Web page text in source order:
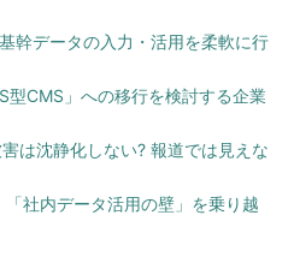
幹データの入力・活用を柔軟に行
型CMS」への移行を検討する企業
は沈静化しない? 報道では見えな
社内データ活用の壁」を乗り越